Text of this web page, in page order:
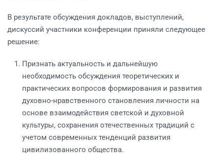
В результате обсуждения докладов, выступлений,
дискуссий участники конференции приняли следующее
решение:
Признать актуальность и дальнейшую
необходимость обсуждения теоретических и
практических вопросов формирования и развития
духовно-нравственного становления личности на
основе взаимодействия светской и духовной
культуры, сохранения отечественных традиций с
учетом современных тенденций развития
цивилизованного общества.